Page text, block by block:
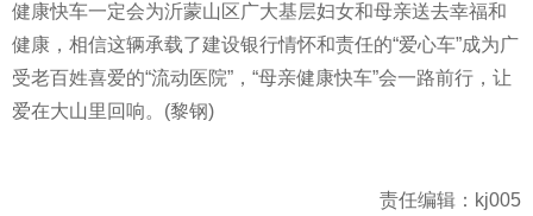
健康快车一定会为沂蒙山区广大基层妇女和母亲送去幸福和
健康，相信这辆承载了建设银行情怀和责任的“爱心车”成为广
受老百姓喜爱的“流动医院”，“母亲健康快车”会一路前行，让
爱在大山里回响。(黎钢)
责任编辑：kj005